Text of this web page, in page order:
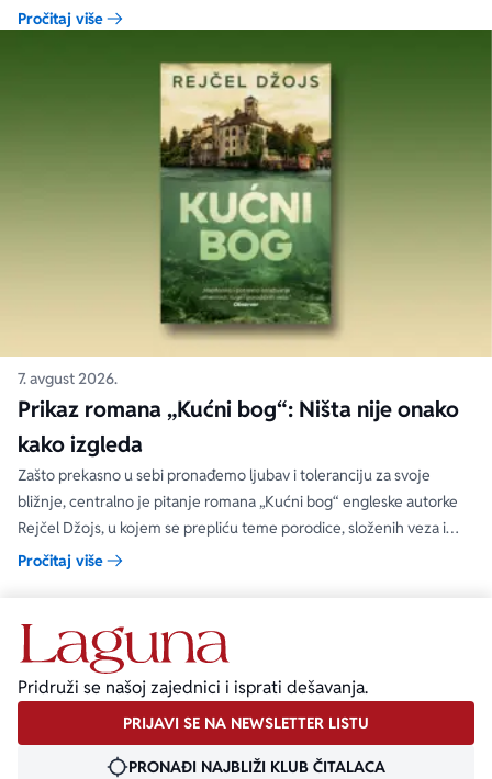
priložene ilustracije govore više od reči, a ono što je nacrtano često
Pročitaj više
7. avgust 2026.
Prikaz romana „Kućni bog“: Ništa nije onako
kako izgleda
Zašto prekasno u sebi pronađemo ljubav i toleranciju za svoje
bližnje, centralno je pitanje romana „Kućni bog“ engleske autorke
Rejčel Džojs, u kojem se prepliću teme porodice, složenih veza i
umetnosti.
Pročitaj više
Pridruži se našoj zajednici i isprati dešavanja.
PRIJAVI SE NA NEWSLETTER LISTU
PRONAĐI NAJBLIŽI KLUB ČITALACA